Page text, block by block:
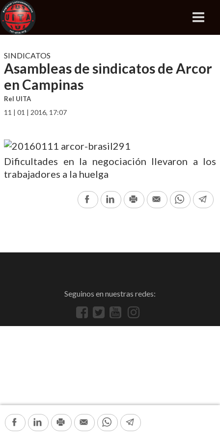
SINDICATOS
Asambleas de sindicatos de Arcor
en Campinas
Rel UITA
11 | 01 | 2016, 17:07
Dificultades en la negociación llevaron a los
trabajadores a la huelga
FacebookLinkedInPrint Email
Seguinos en nuestras redes:
FacebookLinkedInPrint Email WhatsAppTelegram